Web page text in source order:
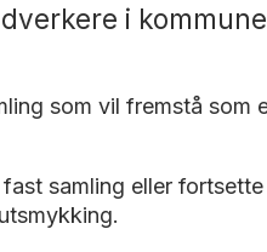
i
som vil fremstå
samling eller